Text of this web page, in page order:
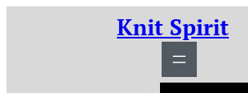
Knit Spirit